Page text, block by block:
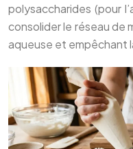
polysaccharides (pour
consolider le réseau de
aqueuse et empêchant